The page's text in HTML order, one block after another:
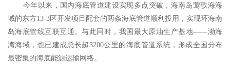
今年以来，国内海底管道建设实现多点突破，海南岛莺歌海海
域的东方13-3区开发项目配套的两条海底管道顺利投用，实现环海南
岛海底管线互联互通。与此同时，我国最大原油生产基地——渤海
湾海域，也已建成总长超3200公里的海底管道系统，形成全国分布
最密集的海底能源运输网络。